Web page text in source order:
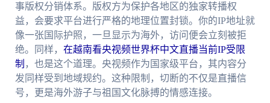
事版权分销体系。版权方为保护各地区的独家转播权
益，会要求平台进行严格的地理位置封锁。你的IP地址就
像一张国际护照，一旦显示为海外，访问便会立刻被拒
绝。同样， 在越南看央视频世界杯中文直播当前IP受限
制 ，也是这个道理。央视频作为国家级平台，其内容分
发同样受到地域规约。这种限制，切断的不仅是直播信
号，更是海外游子与祖国文化脉搏的情感连接。